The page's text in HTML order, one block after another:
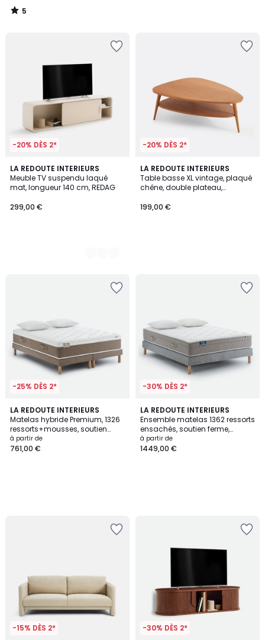
5
/
-20% DÈS 2*
LA REDOUTE INTERIEURS
Meuble TV suspendu laqué
mat, longueur 140 cm, REDAG
299,00 €
2
Couleurs
-20% DÈS 2*
LA REDOUTE INTERIEURS
Table basse XL vintage, plaqué
chêne, double plateau,
199,00 €
-25% DÈS 2*
LA REDOUTE INTERIEURS
Matelas hybride Premium, 1326
ressorts+mousses, soutien
ferme, accueil équilibré
à partir de
761,00 €
-30% DÈS 2*
LA REDOUTE INTERIEURS
Ensemble matelas 1362 ressorts
ensachés, soutien ferme,
accueil enveloppant
à partir de
1449,00 €
-15% DÈS 2* -30% DÈS 2*